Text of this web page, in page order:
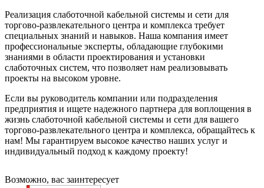
Реализация слаботочной кабельной системы и сети для
торгово-развлекательного центра и комплекса требует
специальных знаний и навыков. Наша компания имеет
профессиональные эксперты, обладающие глубокими
знаниями в области проектирования и установки
слаботочных систем, что позволяет нам реализовывать
проекты на высоком уровне.
Если вы руководитель компании или подразделения
предприятия и ищете надежного партнера для воплощения в
жизнь слаботочной кабельной системы и сети для вашего
торгово-развлекательного центра и комплекса, обращайтесь к
нам! Мы гарантируем высокое качество наших услуг и
индивидуальный подход к каждому проекту!
Возможно, вас заинтересует